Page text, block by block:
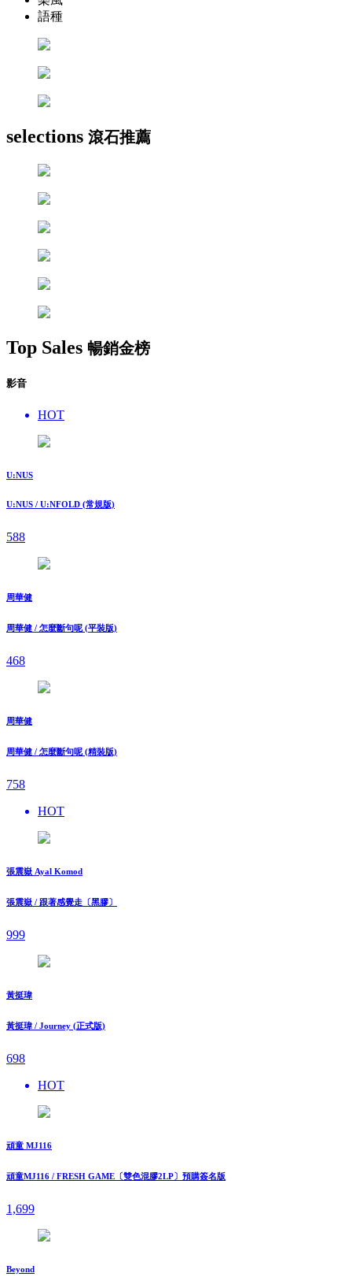
語種
selections 滾石推薦
Top Sales 暢銷金榜
影音
HOT
U:NUS
U:NUS / U:NFOLD (常規版)
588
周華健
周華健 / 怎麼斷句呢 (平裝版)
468
周華健
周華健 / 怎麼斷句呢 (精裝版)
758
HOT
張震嶽 Ayal Komod
張震嶽 / 跟著感覺走〔黑膠〕
999
黃挺瑋
黃挺瑋 / Journey (正式版)
698
HOT
頑童 MJ116
頑童MJ116 / FRESH GAME〔雙色混膠2LP〕預購簽名版
1,699
Beyond